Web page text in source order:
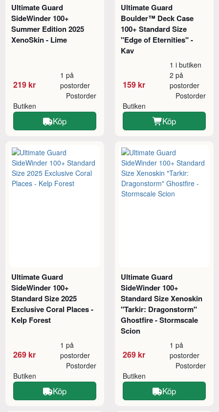
Ultimate Guard
SideWinder 100+
Summer Edition 2025
XenoSkin - Lime
219 kr
1 på
postorder
Butiken
Postorder
Köp
Ultimate Guard
Boulder™ Deck Case
100+ Standard Size
"Edge of Eternities" -
Kav
159 kr
1 i butiken
2 på
postorder
Butiken
Postorder
Köp
Ultimate Guard
SideWinder 100+
Standard Size 2025
Exclusive Coral Places -
Kelp Forest
269 kr
1 på
postorder
Butiken
Postorder
Köp
Ultimate Guard
SideWinder 100+
Standard Size Xenoskin
"Tarkir: Dragonstorm"
Ghostfire - Stormscale
Scion
269 kr
1 på
postorder
Butiken
Postorder
Köp